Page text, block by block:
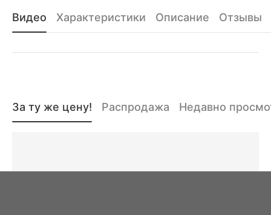
Видео Характеристики Описание Отзывы
За ту же цену! Распродажа Недавно